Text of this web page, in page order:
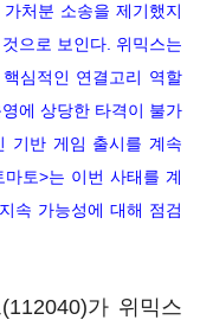
처분 소송을 제기했지
으로 보인다. 위믹스는
심적인 연결고리 역할
에 상당한 타격이 불가
기반 게임 출시를 계속
토>는 이번 사태를 계
속 가능성에 대해 점검
가 위믹스